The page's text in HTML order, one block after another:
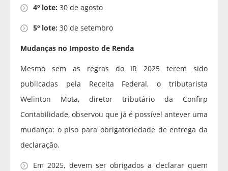
4º lote: 30 de agosto
5º lote: 30 de setembro
Mudanças no Imposto de Renda
Mesmo sem as regras do IR 2025 terem sido
publicadas pela Receita Federal, o tributarista
Welinton Mota, diretor tributário da Confirp
Contabilidade, observou que já é possível antever uma
mudança: o piso para obrigatoriedade de entrega da
declaração.
Em 2025, devem ser obrigados a declarar quem